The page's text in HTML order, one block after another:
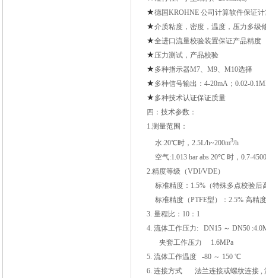
★德国KROHNE 公司计算软件保证
★介质粘度，密度，温度，压力多级
★全进口流量校验装置保证产品精度
★ 压力测试，产品校验
★ 多种指示器M7、M9、M10选择
★ 多种信号输出：4-20mA；0.02-
★ 多种技术认证保证质量
四：技术参数：
1.测量范围：
水:20℃时，2.5L/h~200m3/h
空气:1.013 bar abs 20℃ 时，0.7-
2.精度等级 （VDI/VDE）
标准精度：1.5%（特殊多点校验后
标准精度（PTFE型）：2.5% 高精
3. 量程比：10：1
4. 流体工作压力: DN15 ～ DN50
夹套工作压力 1.6MPa
5. 流体工作温度 -80 ～ 150 ℃
6. 连接方式 法兰连接或螺纹连接 ,